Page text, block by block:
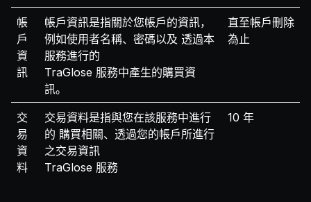
帳
戶
資
訊
帳戶資訊是指關於您帳戶的資訊，
例如使用者名稱、密碼以及 透過本
服務進行的
TraGlose 服務中產生的購買資
訊。
直至帳戶刪除
為止
交
易
資
料
交易資料是指與您在該服務中進行
的 購買相關、透過您的帳戶所進行
之交易資訊
TraGlose 服務
10 年